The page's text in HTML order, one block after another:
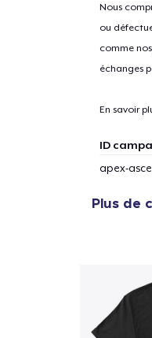
Nous
ou
comme
échanges
En savoir
ID
apex-
Plus de